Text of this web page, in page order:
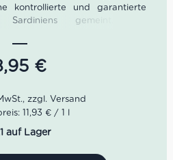
kontrollierte und garantierte
Sardiniens gemeint. Der
Traube gewonnen.
und gegrilltes Fleisch
leicht aromatisches Aroma
weich, gut strukturiert,
Flaschen.
€
11,93 € / 1 l
auf Lager